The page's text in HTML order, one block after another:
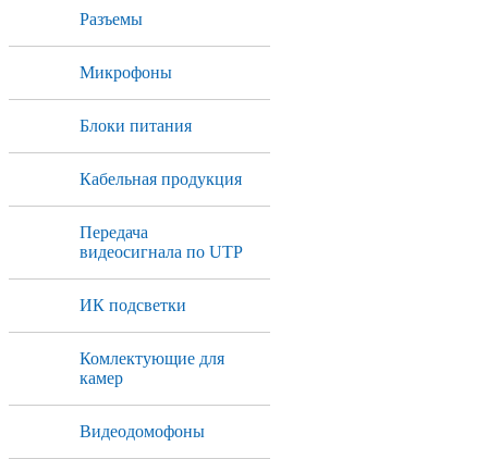
Разъемы
Микрофоны
Блоки питания
Кабельная продукция
Передача
видеосигнала по UTP
ИК подсветки
Комлектующие для
камер
Видеодомофоны